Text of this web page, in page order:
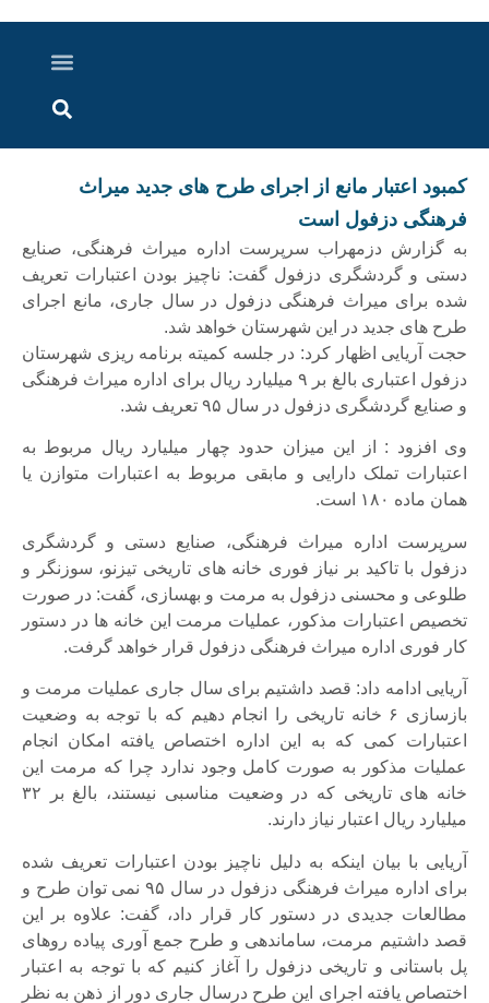
کمبود اعتبار مانع از اجرای طرح های جدید میراث
فرهنگی دزفول است
به گزارش دزمهراب سرپرست اداره میراث فرهنگی، صنایع
دستی و گردشگری دزفول گفت: ناچیز بودن اعتبارات تعریف
شده برای میراث فرهنگی دزفول در سال جاری، مانع اجرای
طرح های جدید در این شهرستان خواهد شد.
حجت آریایی اظهار کرد: در جلسه کمیته برنامه ریزی شهرستان
دزفول اعتباری بالغ بر ۹ میلیارد ریال برای اداره میراث فرهنگی
و صنایع گردشگری دزفول در سال ۹۵ تعریف شد.
وی افزود : از این میزان حدود چهار میلیارد ریال مربوط به
اعتبارات تملک دارایی و مابقی مربوط به اعتبارات متوازن یا
همان ماده ۱۸۰ است.
سرپرست اداره میراث فرهنگی، صنایع دستی و گردشگری
دزفول با تاکید بر نیاز فوری خانه های تاریخی تیزنو، سوزنگر و
طلوعی و محسنی دزفول به مرمت و بهسازی، گفت: در صورت
تخصیص اعتبارات مذکور، عملیات مرمت این خانه ها در دستور
کار فوری اداره میراث فرهنگی دزفول قرار خواهد گرفت.
آریایی ادامه داد: قصد داشتیم برای سال جاری عملیات مرمت و
بازسازی ۶ خانه تاریخی را انجام دهیم که با توجه به وضعیت
اعتبارات کمی که به این اداره اختصاص یافته امکان انجام
عملیات مذکور به صورت کامل وجود ندارد چرا که مرمت این
خانه های تاریخی که در وضعیت مناسبی نیستند، بالغ بر ۳۲
میلیارد ریال اعتبار نیاز دارند.
آریایی با بیان اینکه به دلیل ناچیز بودن اعتبارات تعریف شده
برای اداره میراث فرهنگی دزفول در سال ۹۵ نمی توان طرح و
مطالعات جدیدی در دستور کار قرار داد، گفت: علاوه بر این
قصد داشتیم مرمت، ساماندهی و طرح جمع آوری پیاده روهای
پل باستانی و تاریخی دزفول را آغاز کنیم که با توجه به اعتبار
اختصاص یافته اجرای این طرح درسال جاری دور از ذهن به نظر